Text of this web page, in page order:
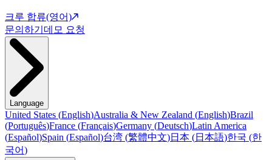
크루 합류(영어)
문의하기 데모 요청
Language
United States (English)Australia & New Zealand (English)Brazil
(Português)France (Français)Germany (Deutsch)Latin America
(Español)Spain (Español)台湾 (繁體中文)日本 (日本語)한국 (한
국어)